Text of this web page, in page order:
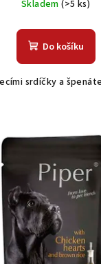
Skladem(>5 ks)
Do košíku
srdíčky a